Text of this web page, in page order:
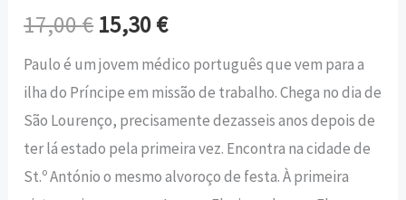
17,00€ 15,30€
Paulo é um jovem médico português que vem para a
ilha do Príncipe em missão de trabalho. Chega no dia de
São Lourenço, precisamente dezasseis anos depois de
ter lá estado pela primeira vez. Encontra na cidade de
St.º António o mesmo alvoroço de festa. À primeira